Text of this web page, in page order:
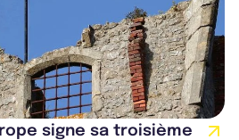
signe sa troisième